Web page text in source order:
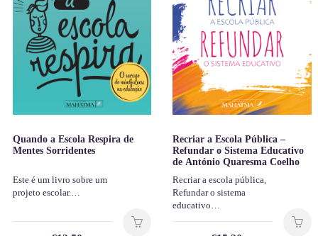
Quando a Escola Respira de
Mentes Sorridentes
Este é um livro sobre um
projeto escolar.…
Recriar a Escola Pública –
Refundar o Sistema Educativo
de António Quaresma Coelho
Recriar a escola pública,
Refundar o sistema
educativo…